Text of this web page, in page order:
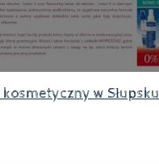
kosmetyczny w Słupsku